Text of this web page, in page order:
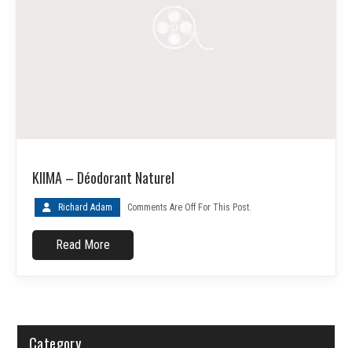
KIIMA – Déodorant Naturel
Richard Adam Comments Are Off For This Post.
Read More
Category